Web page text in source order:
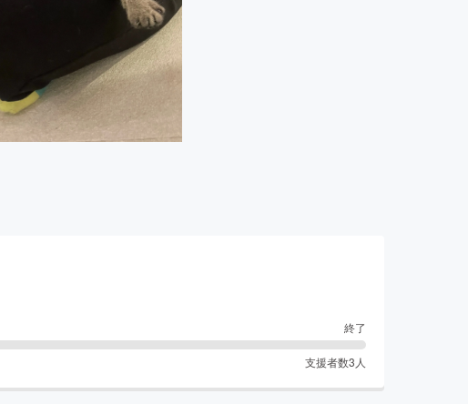
終了
支援者数3 人